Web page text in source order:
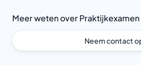
Meer weten over Praktijkexamen
Neem contact